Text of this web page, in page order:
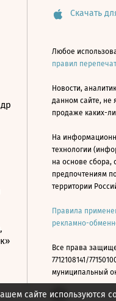
сайте используются
Скачать
Любое
правил
Новости,
данном сайте, не
продаже каких-
На
технологии
на основе сбора,
предпочтениям
территории
Правила
рекламно-
Все права
7712108141/
муниципальный